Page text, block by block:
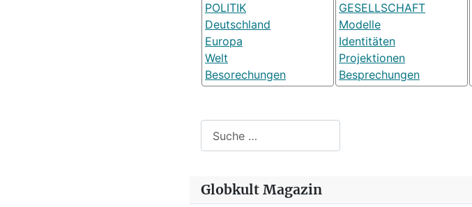
POLITIK
Deutschland
Europa
Welt
Besorechungen
GESELLSCHAFT
Modelle
Identitäten
Projektionen
Besprechungen
Globkult Magazin